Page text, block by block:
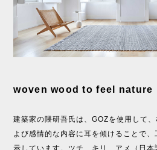
woven wood to feel nature
建築家の隈研吾氏は、GOZを使用して
よび感情的な内容に耳を傾けることで
示しています。ツチ、キリ、アメ（日